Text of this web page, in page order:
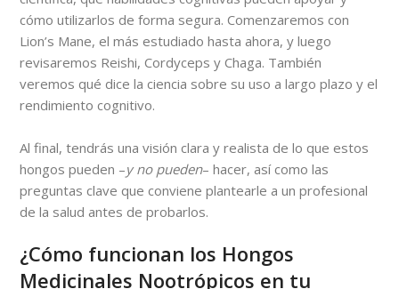
cómo utilizarlos de forma segura. Comenzaremos con
Lion’s Mane, el más estudiado hasta ahora, y luego
revisaremos Reishi, Cordyceps y Chaga. También
veremos qué dice la ciencia sobre su uso a largo plazo y el
rendimiento cognitivo.
Al final, tendrás una visión clara y realista de lo que estos
hongos pueden –y no pueden– hacer, así como las
preguntas clave que conviene plantearle a un profesional
de la salud antes de probarlos.
¿Cómo funcionan los Hongos
Medicinales Nootrópicos en tu